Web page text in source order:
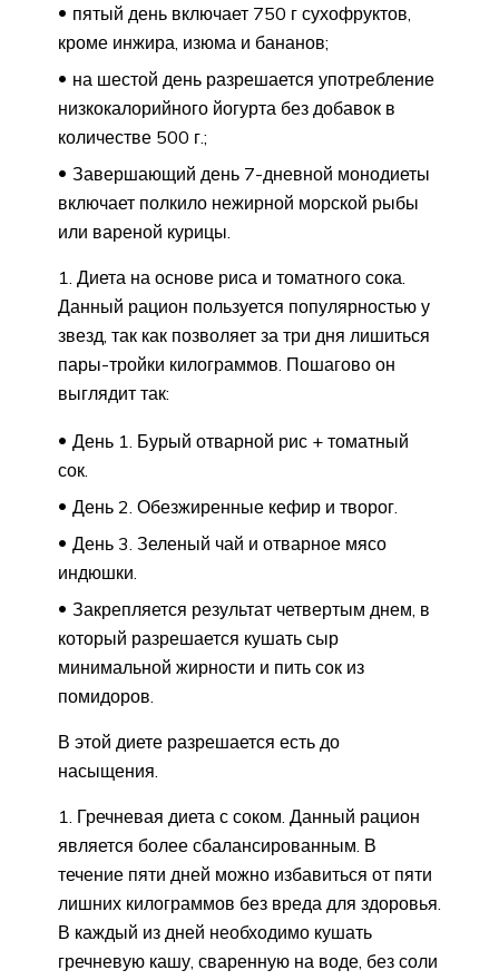
пятый день включает 750 г сухофруктов,
кроме инжира, изюма и бананов;
на шестой день разрешается употребление
низкокалорийного йогурта без добавок в
количестве 500 г.;
Завершающий день 7-дневной монодиеты
включает полкило нежирной морской рыбы
или вареной курицы.
Диета на основе риса и томатного сока.
Данный рацион пользуется популярностью у
звезд, так как позволяет за три дня лишиться
пары-тройки килограммов. Пошагово он
выглядит так:
День 1. Бурый отварной рис + томатный
сок.
День 2. Обезжиренные кефир и творог.
День 3. Зеленый чай и отварное мясо
индюшки.
Закрепляется результат четвертым днем, в
который разрешается кушать сыр
минимальной жирности и пить сок из
помидоров.
В этой диете разрешается есть до
насыщения.
Гречневая диета с соком. Данный рацион
является более сбалансированным. В
течение пяти дней можно избавиться от пяти
лишних килограммов без вреда для здоровья.
В каждый из дней необходимо кушать
гречневую кашу, сваренную на воде, без соли